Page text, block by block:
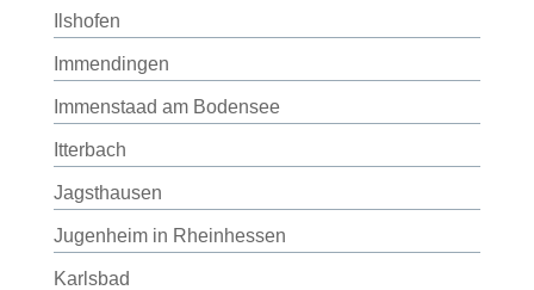
Ilshofen
Immendingen
Immenstaad am Bodensee
Itterbach
Jagsthausen
Jugenheim in Rheinhessen
Karlsbad